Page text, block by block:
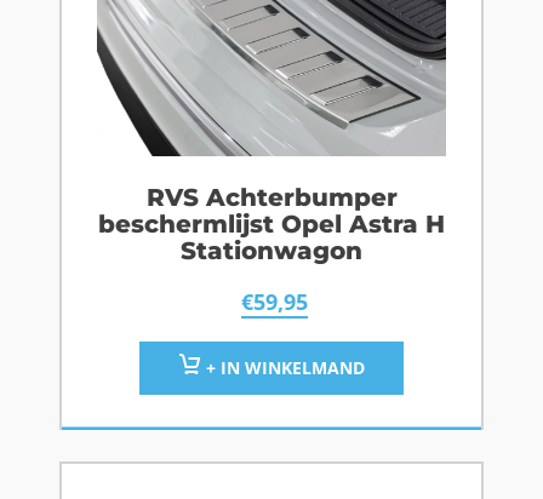
RVS Achterbumper
beschermlijst Opel Astra H
Stationwagon
€59,95
+ IN WINKELMAND